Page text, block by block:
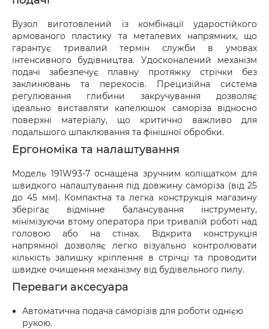
Вузол виготовлений із комбінації ударостійкого
армованого пластику та металевих напрямних, що
гарантує тривалий термін служби в умовах
інтенсивного будівництва. Удосконалений механізм
подачі забезпечує плавну протяжку стрічки без
заклинювань та перекосів. Прецизійна система
регулювання глибини закручування дозволяє
ідеально виставляти капелюшок саморіза відносно
поверхні матеріалу, що критично важливо для
подальшого шпаклювання та фінішної обробки.
Ергономіка та налаштування
Модель 191W93-7 оснащена зручним коліщатком для
швидкого налаштування під довжину саморіза (від 25
до 45 мм). Компактна та легка конструкція магазину
зберігає відмінне балансування інструменту,
мінімізуючи втому оператора при тривалій роботі над
головою або на стінах. Відкрита конструкція
напрямної дозволяє легко візуально контролювати
кількість залишку кріплення в стрічці та проводити
швидке очищення механізму від будівельного пилу.
Переваги аксесуара
Автоматична подача саморізів для роботи однією
рукою.